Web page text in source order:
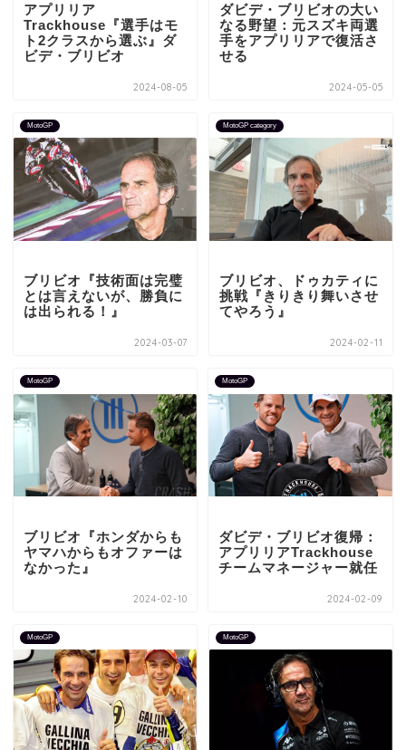
アプリリア
Trackhouse『選手はモ
ト2クラスから選ぶ』ダ
ビデ・ブリビオ
2024-08-05
ダビデ・ブリビオの大い
なる野望：元スズキ両選
手をアプリリアで復活さ
せる
2024-05-05
MotoGP
ブリビオ『技術面は完璧
とは言えないが、勝負に
は出られる！』
2024-03-07
MotoGP category
ブリビオ、ドゥカティに
挑戦『きりきり舞いさせ
てやろう』
2024-02-11
MotoGP
ブリビオ『ホンダからも
ヤマハからもオファーは
なかった』
2024-02-10
MotoGP
ダビデ・ブリビオ復帰：
アプリリアTrackhouse
チームマネージャー就任
2024-02-09
MotoGP MotoGP